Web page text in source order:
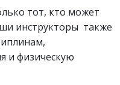
тот, кто может
инструкторы также
и физическую